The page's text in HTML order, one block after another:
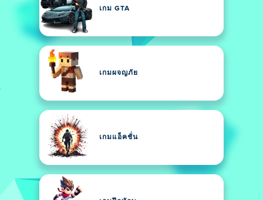
เกม GTA
เกมผจญภัย
เกมแอ็คชั่น